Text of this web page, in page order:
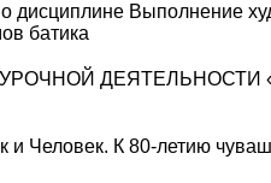
дисциплине Выполнение
батика
ДЕЯТЕЛЬНОСТИ
и Человек. К 80-летию